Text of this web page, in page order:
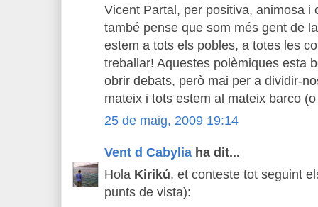
Vicent Partal, per positiva, animosa i
també pense que som més gent de
estem a tots els pobles, a totes les
treballar! Aquestes polèmiques esta
obrir debats, però mai per a dividir-
mateix i tots estem al mateix barco
25 de maig, 2009 19:14
Vent d Cabylia ha dit...
Hola Kirikú, et conteste tot seguint
punts de vista):